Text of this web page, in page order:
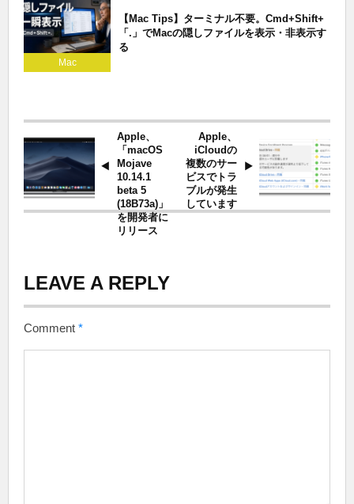
Mac
【Mac Tips】ターミナル不要。Cmd+Shift+
「.」でMacの隠しファイルを表示・非表示す
る
Apple、
「macOS
Mojave
10.14.1
beta 5
(18B73a)」
を開発者に
リリース
Apple、
iCloudの
複数のサー
ビスでトラ
ブルが発生
しています
LEAVE A REPLY
Comment *